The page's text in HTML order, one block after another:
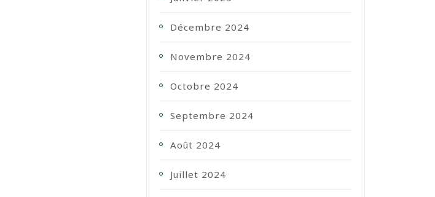
Décembre 2024
Novembre 2024
Octobre 2024
Septembre 2024
Août 2024
Juillet 2024